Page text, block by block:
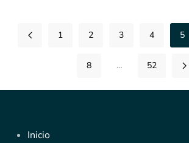
1 2 3 4 5
8 … 52
Inicio